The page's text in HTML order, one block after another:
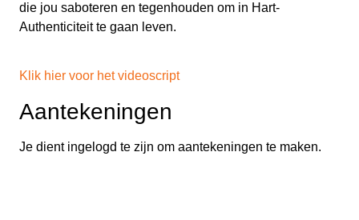
die jou saboteren en tegenhouden om in Hart-
Authenticiteit te gaan leven.
Klik hier voor het videoscript
Aantekeningen
Je dient ingelogd te zijn om aantekeningen te maken.